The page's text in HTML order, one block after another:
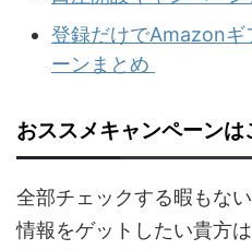
登録だけでAmazonギ
ーンまとめ
おススメキャンペーンは
全部チェックする暇もな
情報をゲットしたい貴方